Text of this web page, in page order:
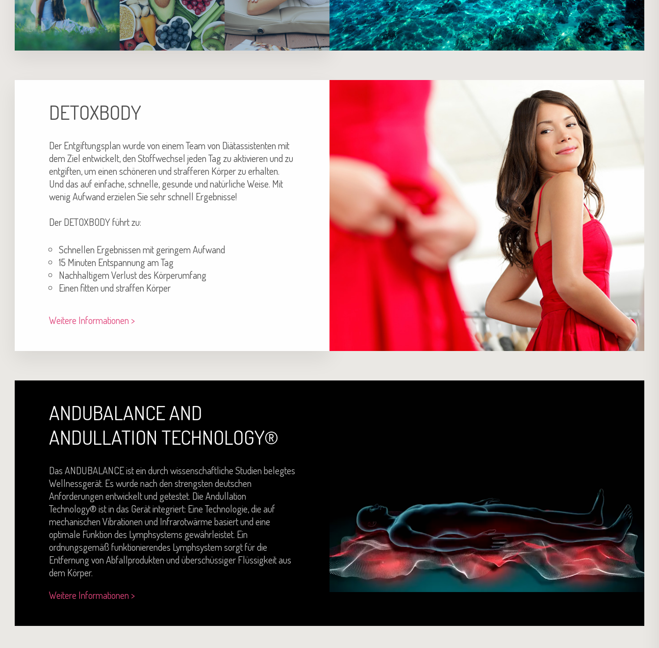
DETOXBODY
Der Entgiftungsplan wurde von einem Team von Diätassistenten mit
dem Ziel entwickelt, den Stoffwechsel jeden Tag zu aktivieren und zu
entgiften, um einen schöneren und strafferen Körper zu erhalten.
Und das auf einfache, schnelle, gesunde und natürliche Weise. Mit
wenig Aufwand erzielen Sie sehr schnell Ergebnisse!
Der DETOXBODY führt zu:
Schnellen Ergebnissen mit geringem Aufwand
15 Minuten Entspannung am Tag
Nachhaltigem Verlust des Körperumfang
Einen fitten und straffen Körper
Weitere Informationen >
ANDUBALANCE AND
ANDULLATION TECHNOLOGY®
Das ANDUBALANCE ist ein durch wissenschaftliche Studien belegtes
Wellnessgerät. Es wurde nach den strengsten deutschen
Anforderungen entwickelt und getestet. Die Andullation
Technology® ist in das Gerät integriert: Eine Technologie, die auf
mechanischen Vibrationen und Infrarotwärme basiert und eine
optimale Funktion des Lymphsystems gewährleistet. Ein
ordnungsgemäß funktionierendes Lymphsystem sorgt für die
Entfernung von Abfallprodukten und überschüssiger Flüssigkeit aus
dem Körper.
Weitere Informationen >